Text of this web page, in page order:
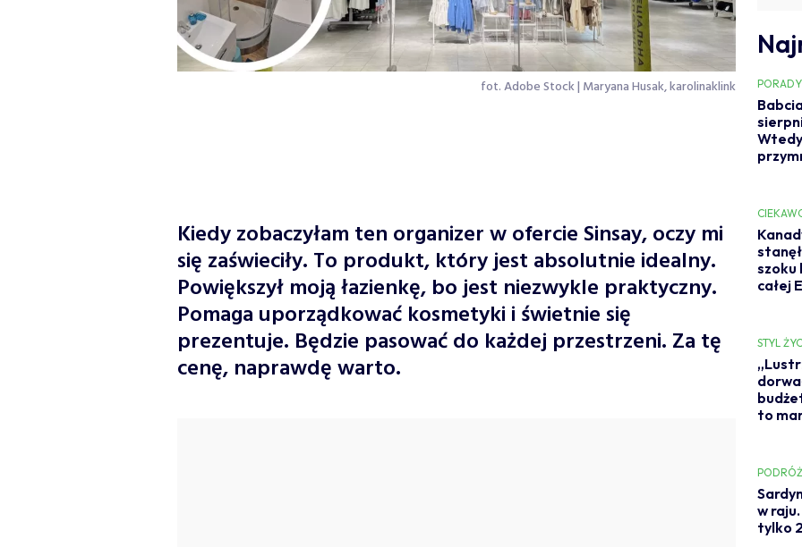
fot. Adobe Stock | Maryana Husak, karolinaklink
Kiedy zobaczyłam ten organizer w ofercie Sinsay, oczy mi
się zaświeciły. To produkt, który jest absolutnie idealny.
Powiększył moją łazienkę, bo jest niezwykle praktyczny.
Pomaga uporządkować kosmetyki i świetnie się
prezentuje. Będzie pasować do każdej przestrzeni. Za tę
cenę, naprawdę warto.
PORADY
szoku
całej
STYL
to
w
tylko